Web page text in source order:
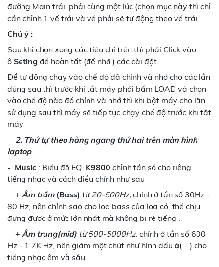
đường Main trái, phải cùng một lúc (chọn mục này thì chỉ
cần chỉnh 1 vế trái và vế phải sẽ tự động theo vế trái
Chú ý :
Sau khi chọn xong các tiêu chí trên thì phải Click vào
ôSetingđể hoàn tất (để nhớ ) các cài đặt.
Để tự động chạy vào chế độ đã chỉnh và nhớ cho các lần
dùng sau thì trước khi tắt máy phải bấm LOAD và chọn
vào chế độ nào đó chỉnh và nhớ thì khi bật máy cho lần
sử dụng sau thì máy sẽ tiếp tục chạy chế độ trước khi tắt
máy
2. Thứ tự theo hàng ngang thứ hai trên màn hình
laptop
- Music : Biểu đồ EQ K9800 chỉnh tần số cho riêng
tiếng nhạc và cách điều chỉnh như sau
+ Âm trầm (Bass) từ 20-500Hz, chỉnh ở tần số 30Hz -
80 Hz, nên chỉnh sao cho loa bass của loa có thể chịu
đựng được ở mức lớn nhất mà không bị rè tiếng .
+ Âm trung(mid) từ 500-5000Hz, chỉnh ở tần số 600
Hz - 1.7K Hz, nên giảm một chút như hình dấuá( ) cho
tiếng nhạc êm và sâu.